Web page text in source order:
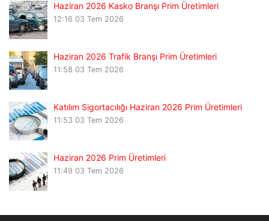
Haziran 2026 Kasko Branşı Prim Üretimleri
12:16 03 Tem 2026
Haziran 2026 Trafik Branşı Prim Üretimleri
11:58 03 Tem 2026
Katılım Sigortacılığı Haziran 2026 Prim Üretimleri
11:53 03 Tem 2026
Haziran 2026 Prim Üretimleri
11:49 03 Tem 2026